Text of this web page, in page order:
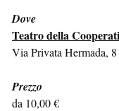
Dove
Teatro della
Via Privata Hermada,
Prezzo
da 10,00 €